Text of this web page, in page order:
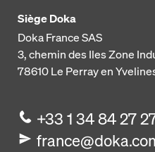
Siège Doka
Doka France SAS
3, chemin des IlesZone
78610Le Perray en
+33 1 34 84 27